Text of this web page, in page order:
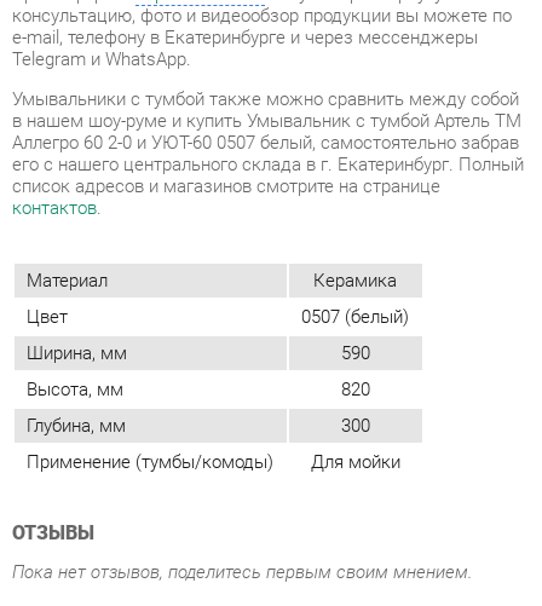
Аллегро 60 2-0 и УЮТ-60 0507 белый, самостоятельно забрав
его с нашего центрального склада в г. Екатеринбург. Полный
список адресов и магазинов смотрите на странице
Материал Керамика
Цвет
0507 (белый)
Глубина, мм
300
Применение (тумбы/комоды)
Для мойки
ОТЗЫВЫ
Пока нет отзывов, поделитесь первым своим мнением.
ДОБАВИТЬ ОТЗЫВ
ПОХОЖИЕ ТОВАРЫ